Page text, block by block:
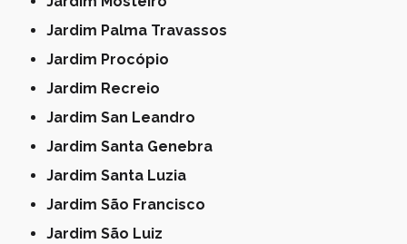
Jardim Palma Travassos
Jardim Procópio
Jardim Recreio
Jardim San Leandro
Jardim Santa Genebra
Jardim Santa Luzia
Jardim São Francisco
Jardim São Luiz